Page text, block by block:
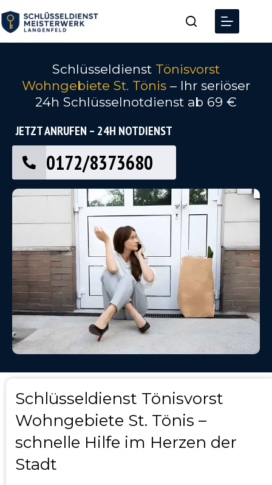
Schlüsseldienst Tönisvorst
Wohngebiete St. Tönis – Ihr seriöser
24h Schlüsselnotdienst ab 69 €
JETZT ANRUFEN – 24H NOTDIENST
0172/8373680
Schlüsseldienst Tönisvorst
Wohngebiete St. Tönis –
schnelle Hilfe im Herzen der
Stadt